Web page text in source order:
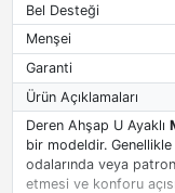
Bel Desteği
Menşei
Garanti
Ürün Açıklamaları
Deren Ahşap U Ayaklı
bir modeldir.
odalarında veya patron
etmesi ve konforu